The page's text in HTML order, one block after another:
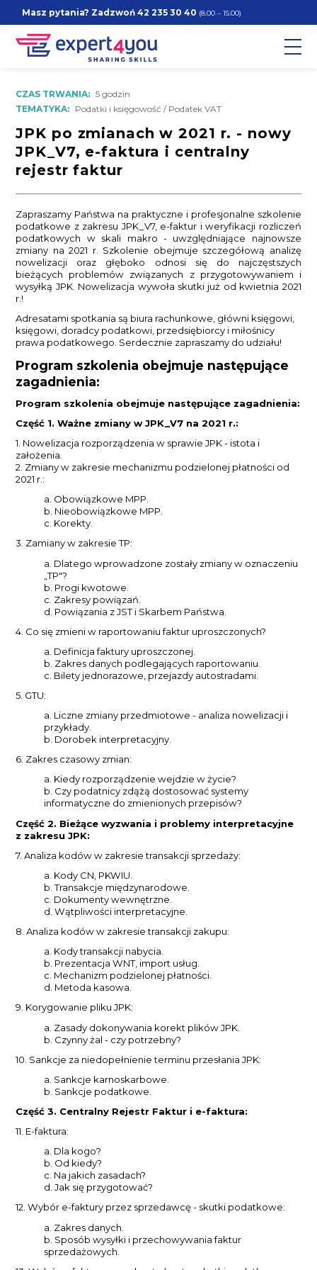
Masz pytania? Zadzwoń42 235 30 40 (8.00 – 15.00)
CZAS TRWANIA: 5 godzin
TEMATYKA: Podatki i księgowość / Podatek VAT
JPK po zmianach w 2021 r. - nowy
JPK_V7, e-faktura i centralny
rejestr faktur
Zapraszamy Państwa na praktyczne i profesjonalne szkolenie
podatkowe z zakresu JPK_V7, e-faktur i weryfikacji rozliczeń
podatkowych w skali makro - uwzględniające najnowsze
zmiany na 2021 r. Szkolenie obejmuje szczegółową analizę
nowelizacji oraz głęboko odnosi się do najczęstszych
bieżących problemów związanych z przygotowywaniem i
wysyłką JPK. Nowelizacja wywoła skutki już od kwietnia 2021
r.!
Adresatami spotkania są biura rachunkowe, główni księgowi,
księgowi, doradcy podatkowi, przedsiębiorcy i miłośnicy
prawa podatkowego. Serdecznie zapraszamy do udziału!
Program szkolenia obejmuje następujące
zagadnienia:
Program szkolenia obejmuje następujące zagadnienia:
Część 1. Ważne zmiany w JPK_V7 na 2021 r.:
1. Nowelizacja rozporządzenia w sprawie JPK - istota i
założenia.
2. Zmiany w zakresie mechanizmu podzielonej płatności od
2021 r.:
a. Obowiązkowe MPP.
b. Nieobowiązkowe MPP.
c. Korekty.
3. Zamiany w zakresie TP:
a. Dlatego wprowadzone zostały zmiany w oznaczeniu
„TP"?
b. Progi kwotowe.
c. Zakresy powiązań.
d. Powiązania z JST i Skarbem Państwa.
4. Co się zmieni w raportowaniu faktur uproszczonych?
a. Definicja faktury uproszczonej.
b. Zakres danych podlegających raportowaniu.
c. Bilety jednorazowe, przejazdy autostradami.
5. GTU:
a. Liczne zmiany przedmiotowe - analiza nowelizacji i
przykłady.
b. Dorobek interpretacyjny.
6. Zakres czasowy zmian:
a. Kiedy rozporządzenie wejdzie w życie?
b. Czy podatnicy zdążą dostosować systemy
informatyczne do zmienionych przepisów?
Część 2. Bieżące wyzwania i problemy interpretacyjne
z zakresu JPK:
7. Analiza kodów w zakresie transakcji sprzedaży:
a. Kody CN, PKWIU.
b. Transakcje międzynarodowe.
c. Dokumenty wewnętrzne.
d. Wątpliwości interpretacyjne.
8. Analiza kodów w zakresie transakcji zakupu:
a. Kody transakcji nabycia.
b. Prezentacja WNT, import usług.
c. Mechanizm podzielonej płatności.
d. Metoda kasowa.
9. Korygowanie pliku JPK:
a. Zasady dokonywania korekt plików JPK.
b. Czynny żal - czy potrzebny?
10. Sankcje za niedopełnienie terminu przesłania JPK:
a. Sankcje karnoskarbowe.
b. Sankcje podatkowe.
Część 3. Centralny Rejestr Faktur i e-faktura:
11. E-faktura:
a. Dla kogo?
b. Od kiedy?
c. Na jakich zasadach?
d. Jak się przygotować?
12. Wybór e-faktury przez sprzedawcę - skutki podatkowe:
a. Zakres danych.
b. Sposób wysyłki i przechowywania faktur
sprzedażowych.